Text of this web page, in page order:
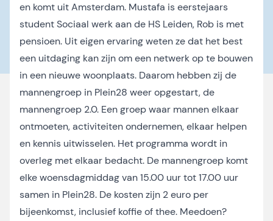
en komt uit Amsterdam. Mustafa is eerstejaars
student Sociaal werk aan de HS Leiden, Rob is met
pensioen. Uit eigen ervaring weten ze dat het best
een uitdaging kan zijn om een netwerk op te bouwen
in een nieuwe woonplaats. Daarom hebben zij de
mannengroep in Plein28 weer opgestart, de
mannengroep 2.0. Een groep waar mannen elkaar
ontmoeten, activiteiten ondernemen, elkaar helpen
en kennis uitwisselen. Het programma wordt in
overleg met elkaar bedacht. De mannengroep komt
elke woensdagmiddag van 15.00 uur tot 17.00 uur
samen in Plein28. De kosten zijn 2 euro per
bijeenkomst, inclusief koffie of thee. Meedoen?